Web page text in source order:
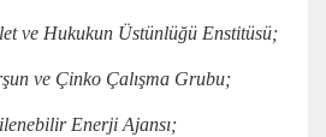
ve Hukukun Üstünlüğü Enstitüsü;
ve Çinko Çalışma Grubu;
Enerji Ajansı;